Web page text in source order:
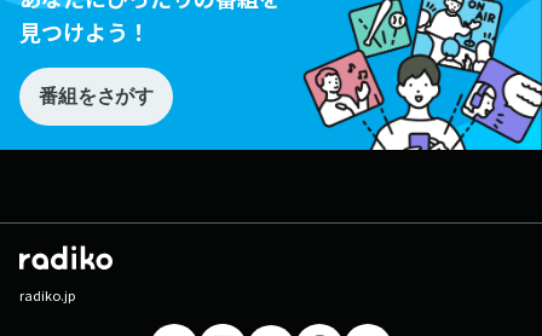
見つけよう！
番組をさがす
radiko.jp